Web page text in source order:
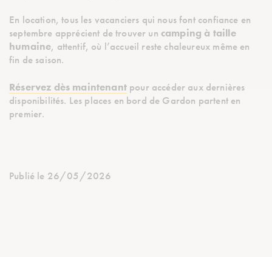
En location, tous les vacanciers qui nous font confiance en
septembre apprécient de trouver un camping à taille
humaine, attentif, où l’accueil reste chaleureux même en
fin de saison.
Réservez dès maintenantpour accéder aux dernières
disponibilités. Les places en bord de Gardon partent en
premier.
Publié le 26/05/2026